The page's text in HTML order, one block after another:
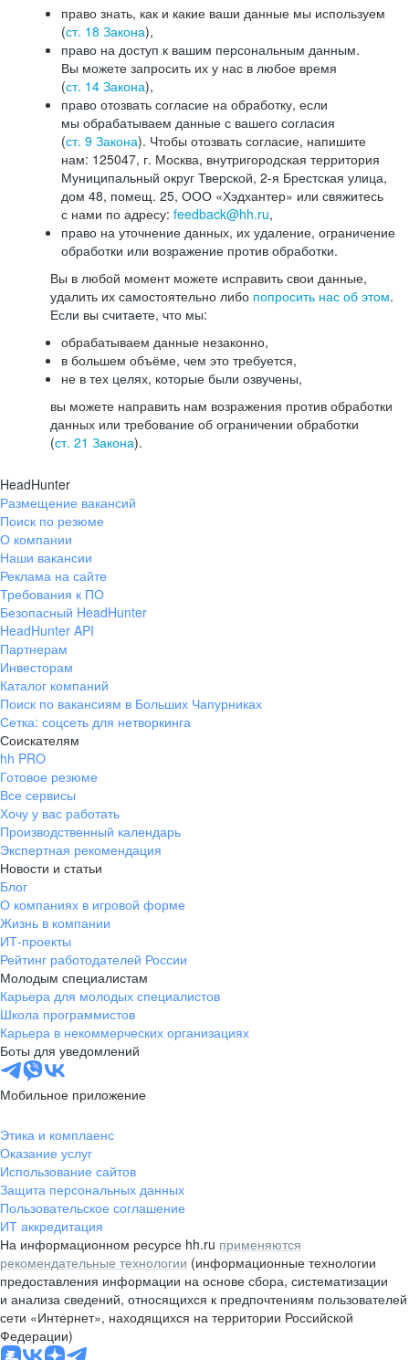
право знать, как и какие ваши данные мы используем
(ст. 18 Закона),
право на доступ к вашим персональным данным.
Вы можете запросить их у нас в любое время
(ст. 14 Закона),
право отозвать согласие на обработку, если
мы обрабатываем данные с вашего согласия
(ст. 9 Закона). Чтобы отозвать согласие, напишите
нам: 125047, г. Москва, внутригородская территория
Муниципальный округ Тверской, 2-я Брестская улица,
дом 48, помещ. 25, ООО «Хэдхантер» или свяжитесь
с нами по адресу: feedback@hh.ru,
право на уточнение данных, их удаление, ограничение
обработки или возражение против обработки.
Вы в любой момент можете исправить свои данные,
удалить их самостоятельно либо попросить нас об этом.
Если вы считаете, что мы:
обрабатываем данные незаконно,
в большем объёме, чем это требуется,
не в тех целях, которые были озвучены,
вы можете направить нам возражения против обработки
данных или требование об ограничении обработки
(ст. 21 Закона).
HeadHunter
Размещение вакансий
Поиск по резюме
О компании
Наши вакансии
Реклама на сайте
Требования к ПО
Безопасный HeadHunter
HeadHunter API
Партнерам
Инвесторам
Каталог компаний
Поиск по вакансиям в Больших Чапурниках
Сетка: соцсеть для нетворкинга
Соискателям
hh PRO
Готовое резюме
Все сервисы
Хочу у вас работать
Производственный календарь
Экспертная рекомендация
Новости и статьи
Блог
О компаниях в игровой форме
Жизнь в компании
ИТ-проекты
Рейтинг работодателей России
Молодым специалистам
Карьера для молодых специалистов
Школа программистов
Карьера в некоммерческих организациях
Боты для уведомлений
Мобильное приложение
Этика и комплаенс
Оказание услуг
Использование сайтов
Защита персональных данных
Пользовательское соглашение
ИТ аккредитация
На информационном ресурсе hh.ru применяются
рекомендательные технологии (информационные технологии
предоставления информации на основе сбора, систематизации
и анализа сведений, относящихся к предпочтениям пользователей
сети «Интернет», находящихся на территории Российской
Федерации)